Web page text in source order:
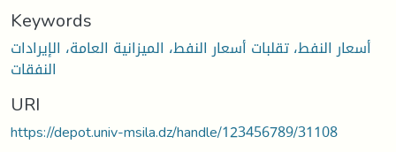
Keywords
أسعار النفط، تقلبات أسعار النفط، الميزانية العامة، الإيرادات
النفقات
URI
https://depot.univ-msila.dz/handle/123456789/31108